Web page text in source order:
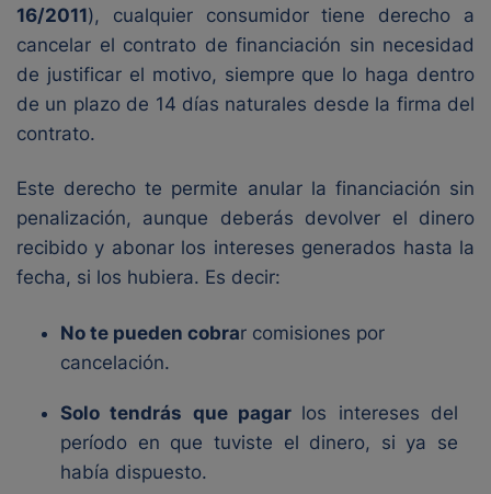
16/2011), cualquier consumidor tiene derecho a
cancelar el contrato de financiación sin necesidad
de justificar el motivo, siempre que lo haga dentro
de un plazo de 14 días naturales desde la firma del
contrato.
Este derecho te permite anular la financiación sin
penalización, aunque deberás devolver el dinero
recibido y abonar los intereses generados hasta la
fecha, si los hubiera. Es decir:
No te pueden cobrar comisiones por
cancelación.
Solo tendrás que pagar los intereses del
período en que tuviste el dinero, si ya se
había dispuesto.